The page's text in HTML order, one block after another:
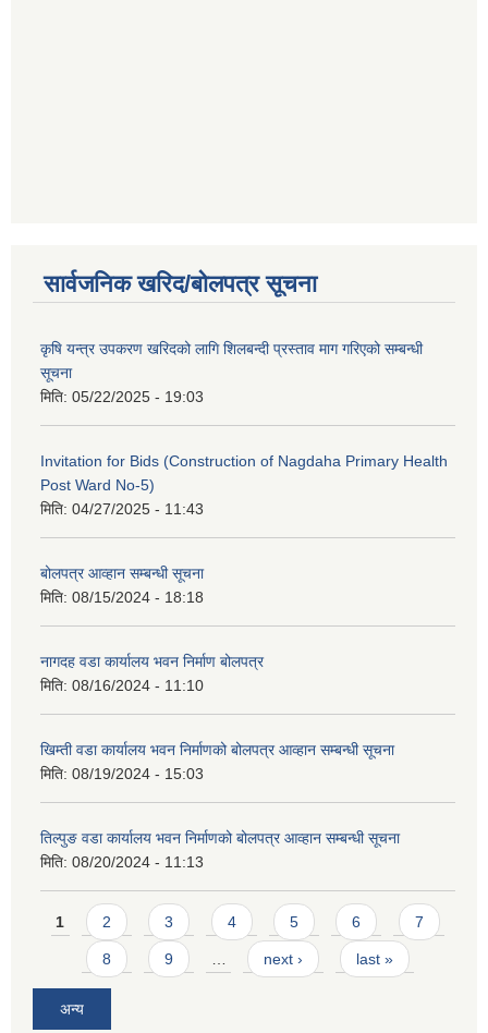
सार्वजनिक खरिद/बोलपत्र सूचना
कृषि यन्त्र उपकरण खरिदको लागि शिलबन्दी प्रस्ताव माग गरिएको सम्बन्धी
सूचना
मिति: 05/22/2025 - 19:03
Invitation for Bids (Construction of Nagdaha Primary Health
Post Ward No-5)
मिति: 04/27/2025 - 11:43
बोलपत्र आव्हान सम्बन्धी सूचना
मिति: 08/15/2024 - 18:18
नागदह वडा कार्यालय भवन निर्माण बोलपत्र
मिति: 08/16/2024 - 11:10
खिम्ती वडा कार्यालय भवन निर्माणको बोलपत्र आव्हान सम्बन्धी सूचना
मिति: 08/19/2024 - 15:03
तिल्पुङ वडा कार्यालय भवन निर्माणको बोलपत्र आव्हान सम्बन्धी सूचना
मिति: 08/20/2024 - 11:13
Pages
1 2 3 4 5 6 7
8 9 next › last »
अन्य